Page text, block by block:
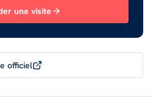
une visite
officiel